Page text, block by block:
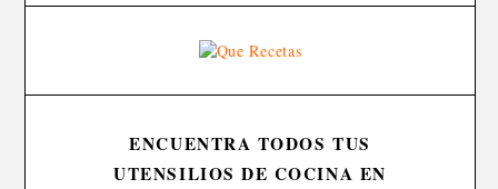
ENCUENTRA TODOS TUS
UTENSILIOS DE COCINA EN